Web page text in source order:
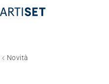
Novità